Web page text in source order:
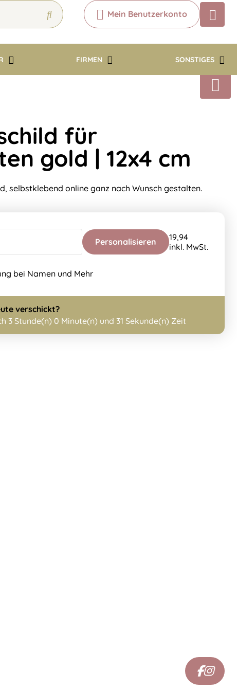
Mein Benutzerkonto
FIRMEN SONSTIGES
Chatbot
Chatten Sie 24/7 mit unserem
Kontakt
für
gold | 12x4 cm
selbstklebend online ganz nach Wunsch gestalten.
Personalisieren
19,94
inkl. MwSt.
bei Namen und Mehr
verschickt?
3 Stunde(n) 0 Minute(n) und 31 Sekunde(n) Zeit